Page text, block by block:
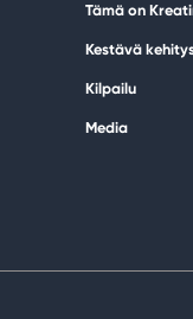
Tämä on
Kestävä
Kilpailu
Media